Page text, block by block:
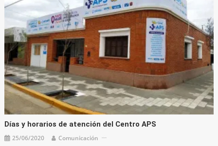
Días y horarios de atención del Centro APS
25/06/2020 Comunicación